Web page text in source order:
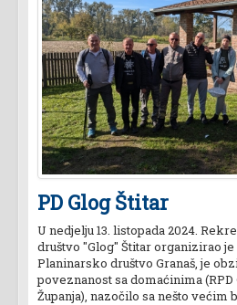
PD Glog Štitar
U nedjelju 13. listopada 2024.
društvo "Glog" Štitar organizirao je
Planinarsko društvo Granaš, je
poveznanost sa domaćinima
Županja), nazočilo sa nešto većim